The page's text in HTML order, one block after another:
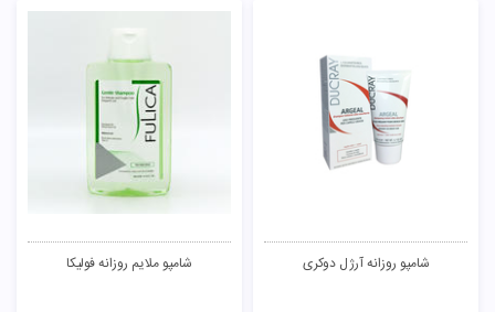
شامپو روزانه آرژل دوکری شامپو ملایم روزانه فولیکا